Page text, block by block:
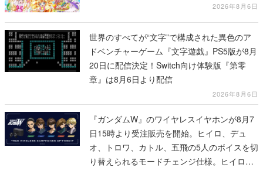
2026年8月6日
世界のすべてが“文字”で構成された異色のア
ドベンチャーゲーム『文字遊戯』PS5版が8月
20日に配信決定！Switch向け体験版『第零
章』は8月6日より配信
2026年8月6日
『ガンダムW』のワイヤレスイヤホンが8月7
日15時より受注販売を開始。ヒイロ、デュ
オ、トロワ、カトル、五飛の5人のボイスを切
り替えられるモードチェンジ仕様。ヒイロが